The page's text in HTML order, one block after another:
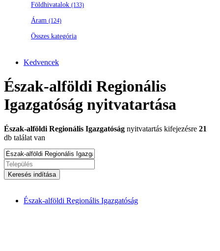
Földhivatalok (133)
Áram (124)
Összes kategória
Kedvencek
Észak-alföldi Regionális
Igazgatóság nyitvatartása
Észak-alföldi Regionális Igazgatóság nyitvatartás kifejezésre 21
db találat van
Keresés indítása
Észak-alföldi Regionális Igazgatóság